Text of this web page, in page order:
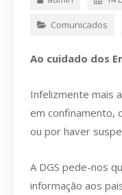
Comunicados
Ao cuidado dos
Infelizmente mais
em confinamento,
ou por haver
A DGS pede-nos
informação aos